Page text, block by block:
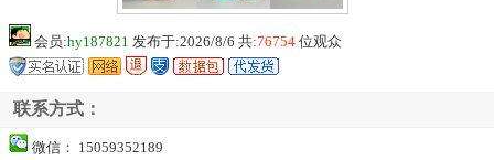
会员:hy187821 发布于:2026/8/6 共:76754 位观众
联系方式：
微信： 15059352189